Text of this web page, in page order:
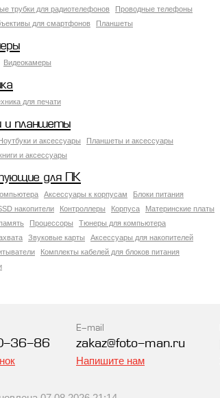
трубки для радиотелефонов
Проводные телефоны
для смартфонов Планшеты
Видеокамеры
для печати
и планшеты
и аксессуары
Планшеты и аксессуары
и аксессуары
для ПК
Аксессуары к корпусам
Блоки питания
накопители Контроллеры Корпуса
Материнские платы
Процессоры
Тюнеры для компьютера
Звуковые карты
Аксессуары для накопителей
Комплекты кабелей для блоков питания
36-86
E-mail
zakaz@foto-man.ru
Напишите нам